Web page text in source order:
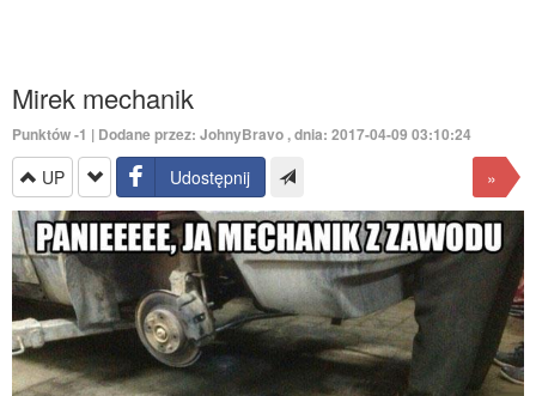
Mirek mechanik
Punktów-1 | Dodane przez: JohnyBravo, dnia: 2017-04-09 03:10:24
UP Udostępnij »